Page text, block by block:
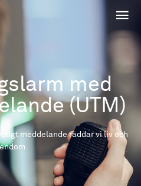
med
(UTM)
meddelande räddar vi liv och